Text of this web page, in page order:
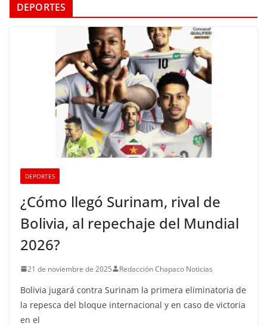
DEPORTES
DEPORTES
¿Cómo llegó Surinam, rival de
Bolivia, al repechaje del Mundial
2026?
21 de noviembre de 2025 Redacción Chapaco Noticias
Bolivia jugará contra Surinam la primera eliminatoria de
la repesca del bloque internacional y en caso de victoria
en el